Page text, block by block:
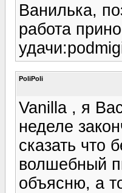
Ванилька,
работа
PoliPoli
Vanilla , я
неделе
сказать что
волшебный
объясню, а